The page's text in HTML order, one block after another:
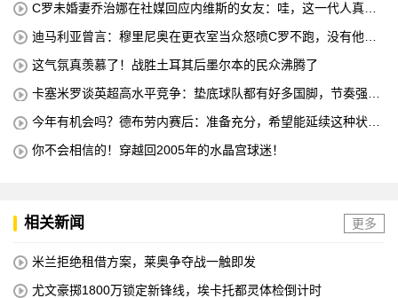
C罗未婚妻乔治娜在社媒回应内维斯的女友：哇，这一代人真劲
迪马利亚曾言：穆里尼奥在更衣室当众怒喷C罗不跑，没有他不
这气氛真羡慕了！战胜土耳其后墨尔本的民众沸腾了
卡塞米罗谈英超高水平竞争：垫底球队都有好多国脚，节奏强度
今年有机会吗？德布劳内赛后：准备充分，希望能延续这种状
你不会相信的！穿越回2005年的水晶宫球迷！
相关新闻 更多
米兰拒绝租借方案，莱奥争夺战一触即发
尤文豪掷1800万锁定新锋线，埃卡托都灵体检倒计时